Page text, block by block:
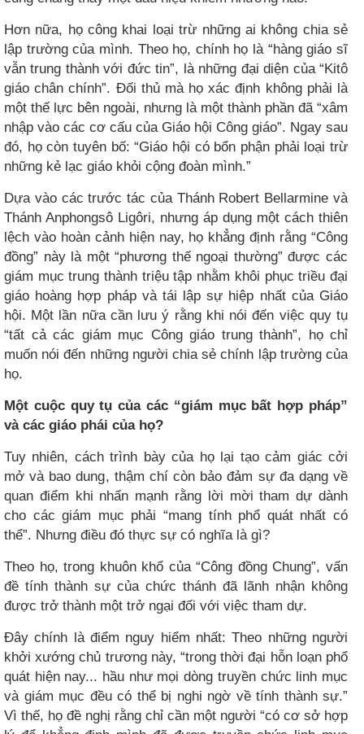
Hơn nữa, họ công khai loại trừ những ai không chia sẻ
lập trường của mình. Theo họ, chính họ là “hàng giáo sĩ
vẫn trung thành với đức tin”, là những đại diện của “Kitô
giáo chân chính”. Đối thủ mà họ xác định không phải là
một thế lực bên ngoài, nhưng là một thành phần đã “xâm
nhập vào các cơ cấu của Giáo hội Công giáo”. Ngay sau
đó, họ còn tuyên bố: “Giáo hội có bổn phận phải loại trừ
những kẻ lạc giáo khỏi cộng đoàn mình.”
Dựa vào các trước tác của Thánh Robert Bellarmine và
Thánh Anphongsô Ligôri, nhưng áp dụng một cách thiên
lệch vào hoàn cảnh hiện nay, họ khẳng định rằng “Công
đồng” này là một “phương thế ngoại thường” được các
giám mục trung thành triệu tập nhằm khôi phục triều đại
giáo hoàng hợp pháp và tái lập sự hiệp nhất của Giáo
hội. Một lần nữa cần lưu ý rằng khi nói đến việc quy tụ
“tất cả các giám mục Công giáo trung thành”, họ chỉ
muốn nói đến những người chia sẻ chính lập trường của
họ.
Một cuộc quy tụ của các “giám mục bất hợp pháp”
và các giáo phái của họ?
Tuy nhiên, cách trình bày của họ lại tạo cảm giác cởi
mở và bao dung, thậm chí còn bảo đảm sự đa dạng về
quan điểm khi nhấn mạnh rằng lời mời tham dự dành
cho các giám mục phải “mang tính phổ quát nhất có
thể”. Nhưng điều đó thực sự có nghĩa là gì?
Theo họ, trong khuôn khổ của “Công đồng Chung”, vấn
đề tính thành sự của chức thánh đã lãnh nhận không
được trở thành một trở ngại đối với việc tham dự.
Đây chính là điểm nguy hiểm nhất: Theo những người
khởi xướng chủ trương này, “trong thời đại hỗn loạn phổ
quát hiện nay... hầu như mọi dòng truyền chức linh mục
và giám mục đều có thể bị nghi ngờ về tính thành sự.”
Vì thế, họ đề nghị rằng chỉ cần một người “có cơ sở hợp